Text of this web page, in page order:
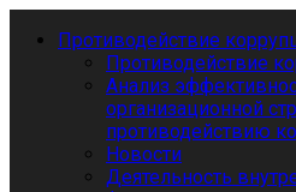
Противодействие
Противодействие
Анализ
организационной
противодействию
Новости
Деятельность